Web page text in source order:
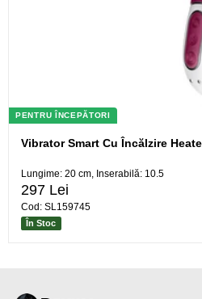
PENTRU ÎNCEPĂTORI
Vibrator Smart Cu Încălzire
Lungime: 20 cm, Inserabilă: 10.5
297 Lei
Cod: SL159745
În Stoc